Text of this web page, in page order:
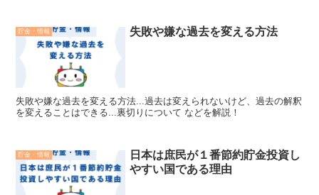
貯金・情報 失敗や嫌な過去を変える方法
失敗や嫌な過去を変える方法...過去は変えられないけど、過去の解釈
を変えることはできる...裏切りについて などを解説！
貯金・情報
日本は庶民が１番節約貯金投資し
やすい国である理由